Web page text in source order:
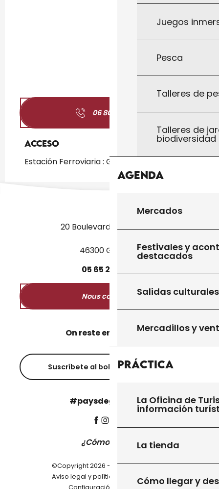
Juegos
Pesca
Talleres de
Talleres de
biodiversidad
Agenda
Mercados
Festivales y
destacados
Salidas culturales
Mercadillos y
Práctica
La Oficina de
información
La tienda
Cómo llegar y
06 80 05 42 ▒▒
Acceso
Acceso
Estación Ferroviaria : Gourdon a 967m
20 Boulevard des Martyrs
46300 Gourdon
05 65 27
Nous contacter
On reste en contact ?
Suscríbete al boletín informativo
#paysdegourdon !
¿Cómo llegar?
©Copyright 2026 - Pays de Gourdon
Aviso legal y política de privacidad
-